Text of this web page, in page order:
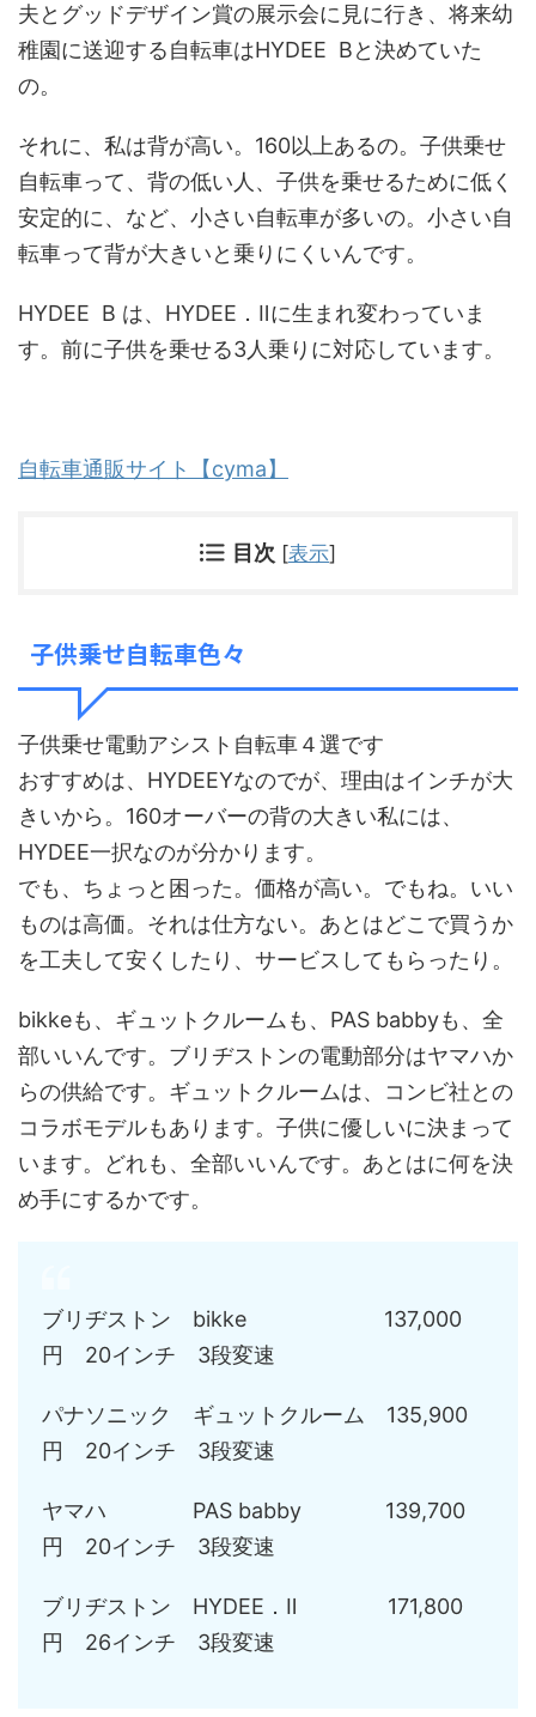
夫とグッドデザイン賞の展示会に見に行き、将来幼
稚園に送迎する自転車はHYDEE Bと決めていた
の。
それに、私は背が高い。160以上あるの。子供乗せ
自転車って、背の低い人、子供を乗せるために低く
安定的に、など、小さい自転車が多いの。小さい自
転車って背が大きいと乗りにくいんです。
HYDEE B は、HYDEE．Ⅱに生まれ変わっていま
す。前に子供を乗せる3人乗りに対応しています。
自転車通販サイト【cyma】
目次 [表示]
子供乗せ自転車色々
子供乗せ電動アシスト自転車４選です
おすすめは、HYDEEYなのでが、理由はインチが大
きいから。160オーバーの背の大きい私には、
HYDEE一択なのが分かります。
でも、ちょっと困った。価格が高い。でもね。いい
ものは高価。それは仕方ない。あとはどこで買うか
を工夫して安くしたり、サービスしてもらったり。
bikkeも、ギュットクルームも、PAS babbyも、全
部いいんです。ブリヂストンの電動部分はヤマハか
らの供給です。ギュットクルームは、コンビ社との
コラボモデルもあります。子供に優しいに決まって
います。どれも、全部いいんです。あとはに何を決
め手にするかです。
ブリヂストン bikke 137,000
円 20インチ 3段変速
パナソニック ギュットクルーム 135,900
円 20インチ 3段変速
ヤマハ PAS babby 139,700
円 20インチ 3段変速
ブリヂストン HYDEE．Ⅱ 171,800
円 26インチ 3段変速